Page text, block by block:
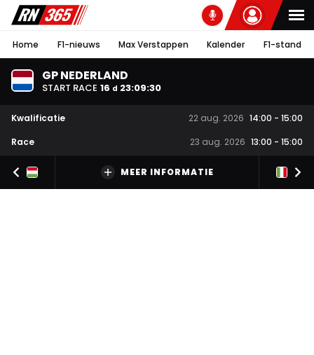
Home F1-nieuws Max Verstappen Kalender F1-stand
GP NEDERLAND
START RACE 16 d 23:09:30
Kwalificatie 22 aug. 2026 14:00 - 15:00
Race
23 aug. 2026 13:00 - 15:00
MEER INFORMATIE